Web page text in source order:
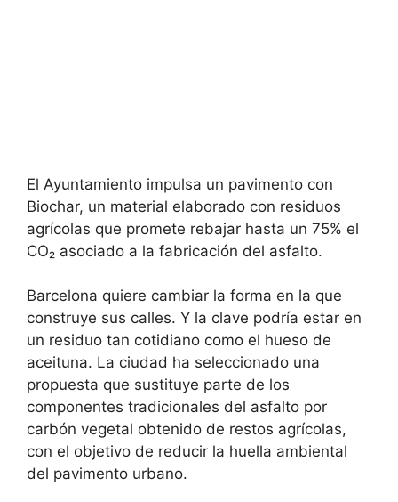
El Ayuntamiento impulsa un pavimento con
Biochar, un material elaborado con residuos
agrícolas que promete rebajar hasta un 75% el
CO₂ asociado a la fabricación del asfalto.
Barcelona quiere cambiar la forma en la que
construye sus calles. Y la clave podría estar en
un residuo tan cotidiano como el hueso de
aceituna. La ciudad ha seleccionado una
propuesta que sustituye parte de los
componentes tradicionales del asfalto por
carbón vegetal obtenido de restos agrícolas,
con el objetivo de reducir la huella ambiental
del pavimento urbano.